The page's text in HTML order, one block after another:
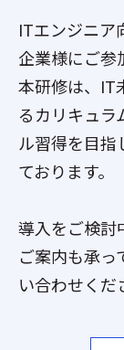
ITエンジニア
企業様にご参
本研修は、IT
るカリキュラ
ル習得を目指
ております。
導入をご検討
ご案内も承っ
い合わせくだ